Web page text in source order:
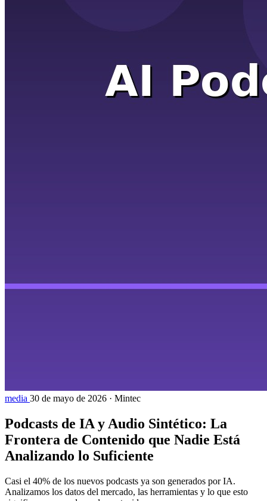
media 30 de mayo de 2026 · Mintec
Podcasts de IA y Audio Sintético: La
Frontera de Contenido que Nadie Está
Analizando lo Suficiente
Casi el 40% de los nuevos podcasts ya son generados por IA.
Analizamos los datos del mercado, las herramientas y lo que esto